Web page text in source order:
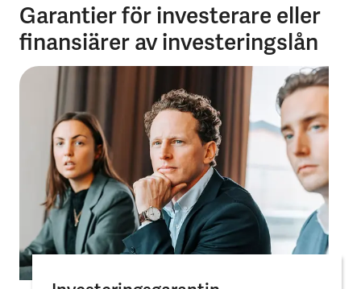
Garantier för investerare eller
finansiärer av investeringslån